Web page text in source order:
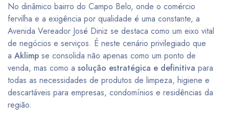
No dinâmico bairro do Campo Belo, onde o comércio
fervilha e a exigência por qualidade é uma constante, a
Avenida Vereador José Diniz se destaca como um eixo vital
de negócios e serviços. É neste cenário privilegiado que
a Aklimp se consolida não apenas como um ponto de
venda, mas como a solução estratégica e definitiva para
todas as necessidades de produtos de limpeza, higiene e
descartáveis para empresas, condomínios e residências da
região.